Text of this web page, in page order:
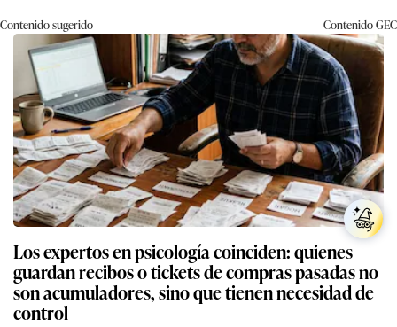
Contenido sugerido ContenidoGEC
Los expertos en psicología coinciden: quienes
guardan recibos o tickets de compras pasadas no
son acumuladores, sino que tienen necesidad de
control